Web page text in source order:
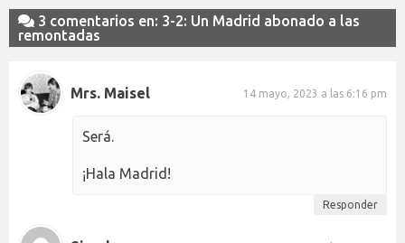
3 comentarios en: 3-2: Un Madrid abonado a las
remontadas
Mrs. Maisel 14 mayo, 2023 a las 6:16 pm
Será.
¡Hala Madrid!
Responder